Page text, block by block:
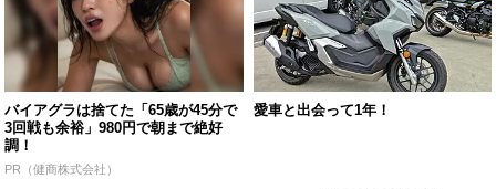
バイアグラは捨てた「65歳が45分で
3回戦も余裕」980円で朝まで絶好
調！
PR（健商株式会社）
愛車と出会って1年！